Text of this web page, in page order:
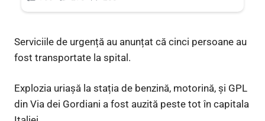
Serviciile de urgență au anunțat că cinci persoane au
fost transportate la spital.
Explozia uriașă la stația de benzină, motorină, și GPL
din Via dei Gordiani a fost auzită peste tot în capitala